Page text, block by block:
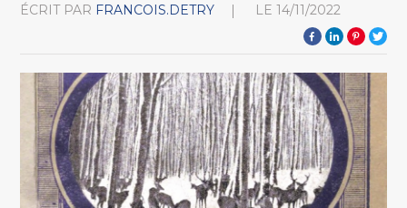
ÉCRIT PAR FRANCOIS.DETRY LE 14/11/2022